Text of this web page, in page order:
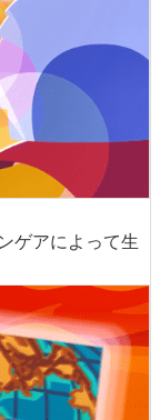
ゲアによって生